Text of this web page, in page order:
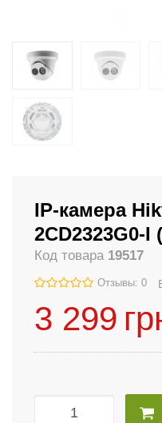
IP-камера
2CD2323G0-
Код товара 19517
Отзывы: 0
3 299